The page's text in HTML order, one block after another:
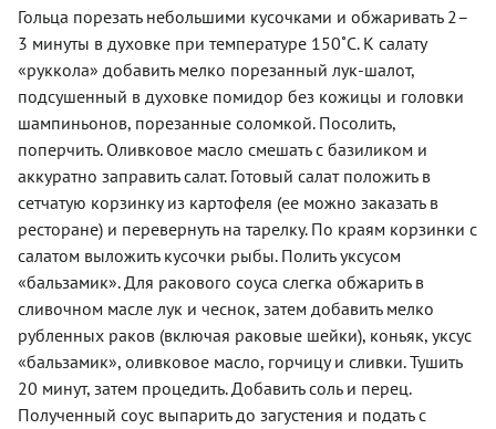
Гольца порезать небольшими кусочками и обжаривать 2–
3 минуты в духовке при температуре 150˚С. К салату
«руккола» добавить мелко порезанный лук-шалот,
подсушенный в духовке помидор без кожицы и головки
шампиньонов, порезанные соломкой. Посолить,
поперчить. Оливковое масло смешать с базиликом и
аккуратно заправить салат. Готовый салат положить в
сетчатую корзинку из картофеля (ее можно заказать в
ресторане) и перевернуть на тарелку. По краям корзинки с
салатом выложить кусочки рыбы. Полить уксусом
«бальзамик». Для ракового соуса слегка обжарить в
сливочном масле лук и чеснок, затем добавить мелко
рубленных раков (включая раковые шейки), коньяк, уксус
«бальзамик», оливковое масло, горчицу и сливки. Тушить
20 минут, затем процедить. Добавить соль и перец.
Полученный соус выпарить до загустения и подать с